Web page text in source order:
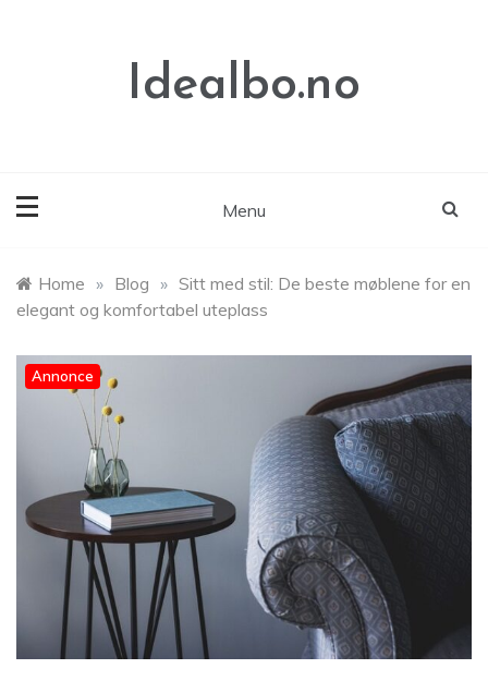
Idealbo.no
Menu
Home » Blog » Sitt med stil: De beste møblene for en
elegant og komfortabel uteplass
Annonce